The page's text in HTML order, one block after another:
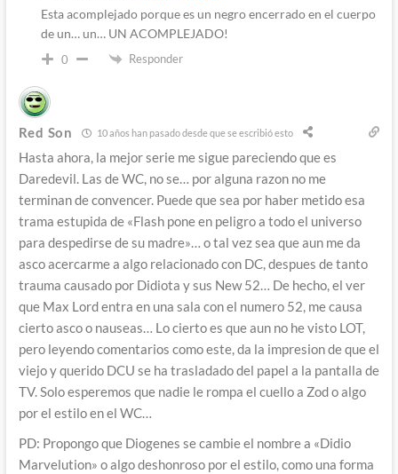
Esta acomplejado porque es un negro encerrado en el cuerpo
de un… un… UN ACOMPLEJADO!
0 Responder
Red Son 10 años han pasado desde que se escribió esto
Hasta ahora, la mejor serie me sigue pareciendo que es
Daredevil. Las de WC, no se… por alguna razon no me
terminan de convencer. Puede que sea por haber metido esa
trama estupida de «Flash pone en peligro a todo el universo
para despedirse de su madre»… o tal vez sea que aun me da
asco acercarme a algo relacionado con DC, despues de tanto
trauma causado por Didiota y sus New 52… De hecho, el ver
que Max Lord entra en una sala con el numero 52, me causa
cierto asco o nauseas… Lo cierto es que aun no he visto LOT,
pero leyendo comentarios como este, da la impresion de que el
viejo y querido DCU se ha trasladado del papel a la pantalla de
TV. Solo esperemos que nadie le rompa el cuello a Zod o algo
por el estilo en el WC…
PD: Propongo que Diogenes se cambie el nombre a «Didio
Marvelution» o algo deshonroso por el estilo, como una forma